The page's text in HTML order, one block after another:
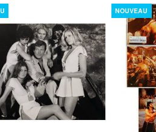
NOUVEAU